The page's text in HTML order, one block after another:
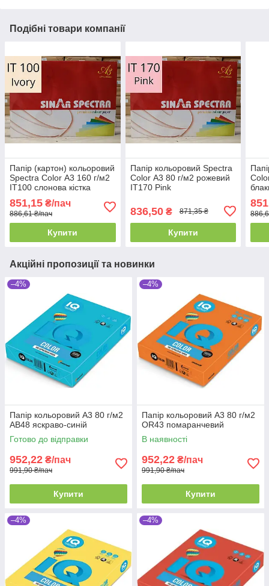
Подібні товари компанії
Папір (картон) кольоровий
Spectra Color А3 160 г/м2
IT100 слонова кістка
851,15 ₴/пач
886,61 ₴/пач
Купити
Папір кольоровий Spectra
Color А3 80 г/м2 рожевий
IT170 Pink
836,50₴ 871,35 ₴
Купити
Акційні пропозиції та новинки
–4%
Папір кольоровий А3 80 г/м2
AB48 яскраво-синій
Готово до відправки
952,22 ₴/пач
991,90 ₴/пач
Купити
–4%
Папір кольоровий А3 80 г/м2
OR43 помаранчевий
В наявності
952,22 ₴/пач
991,90 ₴/пач
Купити
–4% –4%